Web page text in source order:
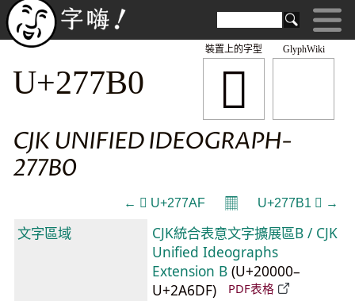
GlyphWiki
𧞰
裝置上的字型
U+277B0
CJK UNIFIED IDEOGRAPH-
277B0
← 𧞯 U+277AF 𝄜 U+277B1 𧞱 →
文字區域
CJK統合表意文字擴展區B / CJK
Unified Ideographs
Extension B (U+20000–
U+2A6DF)
PDF表格